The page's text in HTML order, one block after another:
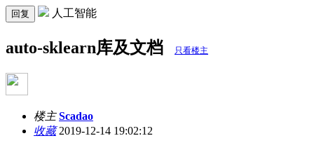
回复 人工智能
auto-sklearn库及文档 只看楼主
楼主 Scadao
收藏2019-12-14 19:02:12